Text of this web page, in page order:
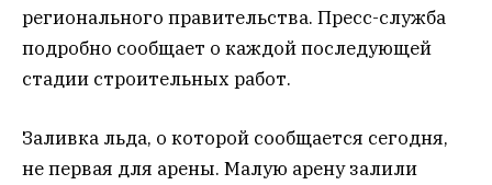
регионального правительства. Пресс-служба
подробно сообщает о каждой последующей
стадии строительных работ.
Заливка льда, о которой сообщается сегодня,
не первая для арены. Малую арену залили